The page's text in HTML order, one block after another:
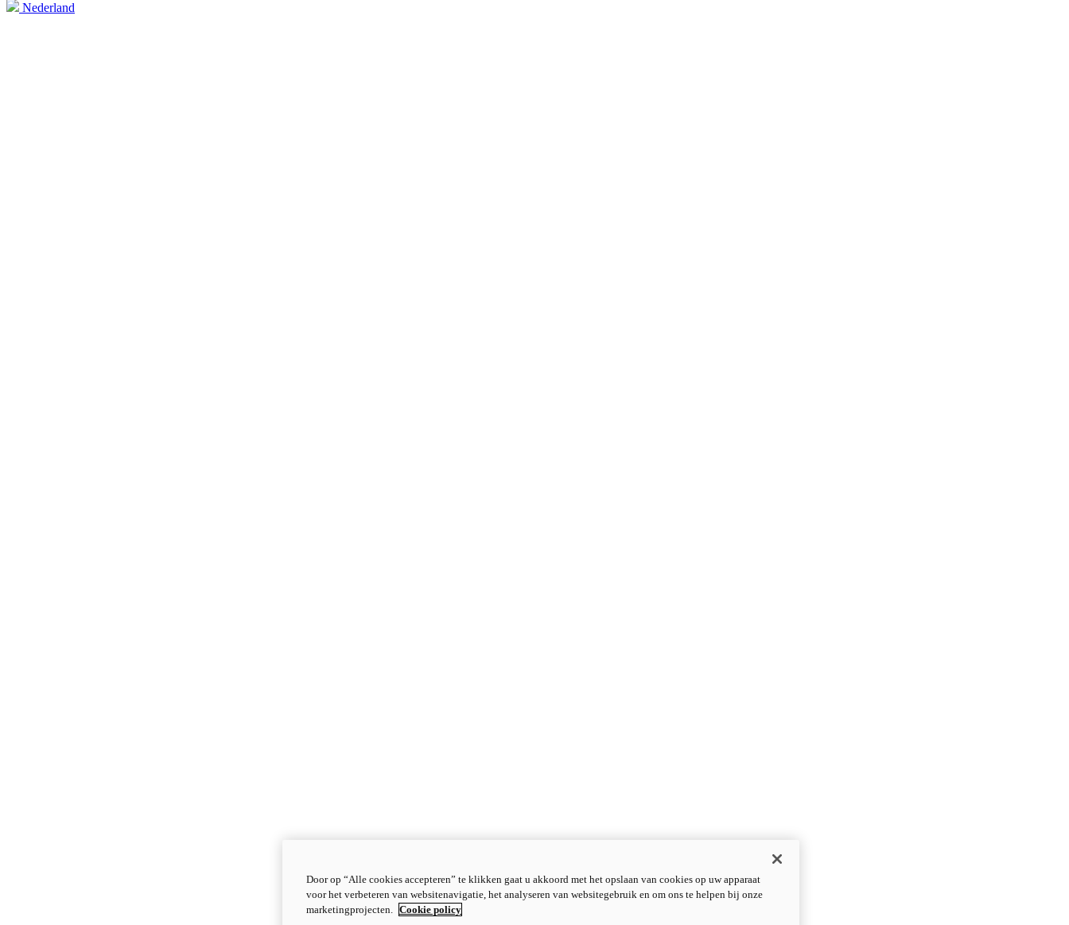
Nederland
Door op “Alle cookies accepteren” te klikken gaat u akkoord met het opslaan van cookies op uw apparaat
voor het verbeteren van websitenavigatie, het analyseren van websitegebruik en om ons te helpen bij onze
marketingprojecten. Cookie policy